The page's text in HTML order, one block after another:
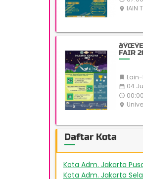
place IAIN
FAIR
date_range 04
access_time
place
Daftar Kota
Kota Adm. Jakarta
Kota Adm. Jakarta